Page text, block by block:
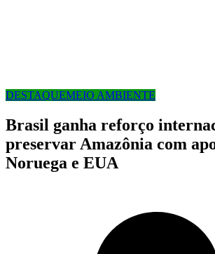
DESTAQUEMEIO AMBIENTE
Brasil ganha reforço
preservar Amazônia com
Noruega e EUA